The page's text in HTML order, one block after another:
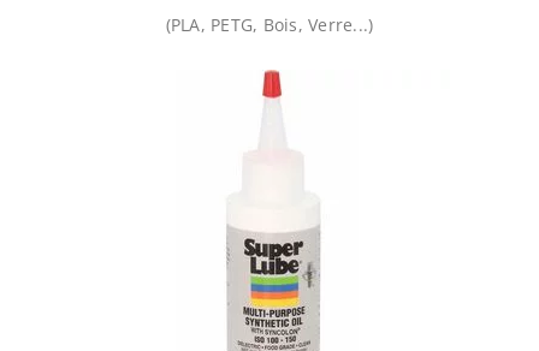
(PLA, PETG, Bois, Verre...)